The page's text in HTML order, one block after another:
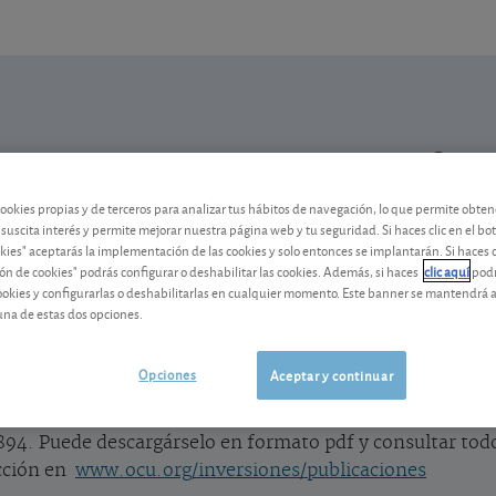
lectura: 1 min. Publicado el 29 mayo 2020
¡Ya puede descargarse el
Si quiere descargarse el pdf del
Suplemento de acciones, ya están
Puede descargárselo en formato pdf y consultar
en www.ocu.org/inversiones/publicaciones
propias y de terceros para analizar tus hábitos de navegación, lo que permite
interés y permite mejorar nuestra página web y tu seguridad. Si haces clic en el
aceptarás la implementación de las cookies y solo entonces se implantarán. Si haces
de cookies" podrás configurar o deshabilitar las cookies. Además, si haces clic aquí
y configurarlas o deshabilitarlas en cualquier momento. Este banner se mantendrá
de estas dos opciones.
Aceptar y continuar
Opciones